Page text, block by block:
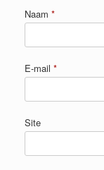
Naam *
E-mail *
Site